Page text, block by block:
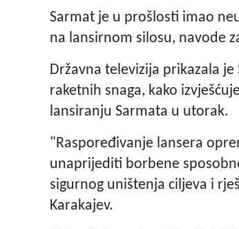
Sarmat je u prošlosti imao
na lansirnom silosu, navode
Državna televizija prikazala
raketnih snaga, kako
lansiranju Sarmata u utorak.
"Raspoređivanje lansera
unaprijediti borbene
sigurnog uništenja ciljeva i
Karakajev.